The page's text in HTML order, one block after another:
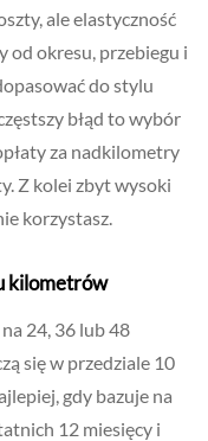
ale elastyczność
od okresu, przebiegu i
do stylu
błąd to wybór
za nadkilometry
Z kolei zbyt wysoki
korzystasz.
kilometrów
24, 36 lub 48
się w przedziale 10
gdy bazuje na
12 miesięcy i